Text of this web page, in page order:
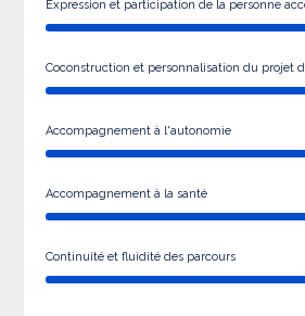
Expression et participation de la personne
Coconstruction et personnalisation du projet
Accompagnement à l'autonomie
Accompagnement à la santé
Continuité et fluidité des parcours